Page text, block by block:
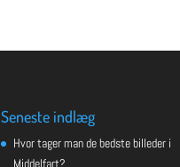
Seneste indlæg
Hvor tager man de bedste billeder i
Middelfart?